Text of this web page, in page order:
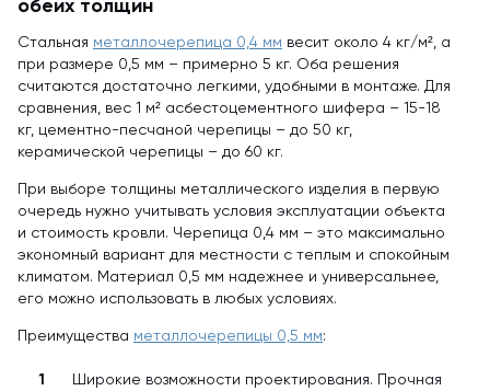
обеих толщин
Стальная металлочерепица 0,4 мм весит около 4 кг/м², а
при размере 0,5 мм – примерно 5 кг. Оба решения
считаются достаточно легкими, удобными в монтаже. Для
сравнения, вес 1 м² асбестоцементного шифера – 15-18
кг, цементно-песчаной черепицы – до 50 кг,
керамической черепицы – до 60 кг.
При выборе толщины металлического изделия в первую
очередь нужно учитывать условия эксплуатации объекта
и стоимость кровли. Черепица 0,4 мм – это максимально
экономный вариант для местности с теплым и спокойным
климатом. Материал 0,5 мм надежнее и универсальнее,
его можно использовать в любых условиях.
Преимущества металлочерепицы 0,5 мм:
Широкие возможности проектирования. Прочная